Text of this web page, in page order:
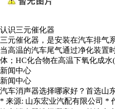
认识三元催化器
三元催化器，是安装在汽车排气
当高温的汽车尾气通过净化装置
体；HC化合物在高温下氧化成
新闻中心
新闻中心
汽车消声器选择哪家好？首选山
* 来源: 山东宏业汽配有限公司 *